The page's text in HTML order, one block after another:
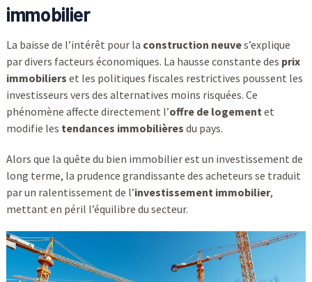
immobilier
La baisse de l’intérêt pour la construction neuves’explique
par divers facteurs économiques. La hausse constante des prix
immobiliers et les politiques fiscales restrictives poussent les
investisseurs vers des alternatives moins risquées. Ce
phénomène affecte directement l’offre de logementet
modifie les tendances immobilières du pays.
Alors que la quête du bien immobilier est un investissement de
long terme, la prudence grandissante des acheteurs se traduit
par un ralentissement de l’investissement immobilier,
mettant en péril l’équilibre du secteur.